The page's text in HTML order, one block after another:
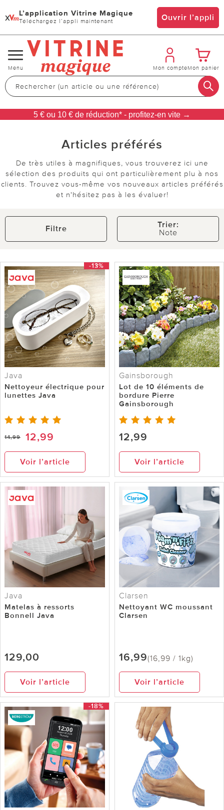
x L’application Vitrine Magique
Téléchargez l’appli maintenant Ouvrir l’appli
Changer
de
navigation
Menu Mon compteMon panier
5 € ou 10 € de réduction* - profitez-en vite →
Articles préférés
De très utiles à magnifiques, vous trouverez ici une
sélection des produits qui ont particulièrement plu à nos
clients. Trouvez vous-même vos nouveaux articles préférés
et n'hésitez pas à les évaluer!
Filtre
Trier:
Note
-13%
Java
Nettoyeur électrique pour
lunettes Java
14,99 12,99
Voir l’article
Gainsborough
Lot de 10 éléments de
bordure Pierre
Gainsborough
12,99
Voir l’article
Java
Matelas à ressorts
Bonnell Java
129,00
Voir l’article
Clarsen
Nettoyant WC moussant
Clarsen
16,99(16,99 / 1kg)
Voir l’article
-18%